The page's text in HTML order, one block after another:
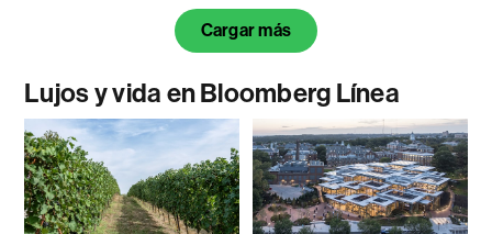
Cargar más
Lujos y vida en Bloomberg Línea